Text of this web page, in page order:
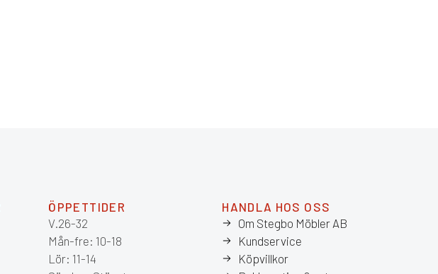
ÖPPETTIDER
V.26-32
Mån-fre: 10-18
Lör: 11-14
HANDLA HOS OSS
Om Stegbo Möbler AB
Kundservice
Köpvillkor